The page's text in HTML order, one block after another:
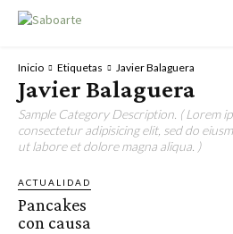
Inicio Etiquetas Javier Balaguera
Javier Balaguera
Sample Category Description. ( Lorem
consectetur adipisicing elit, sed do
ut labore et dolore magna aliqua. )
ACTUALIDAD
Pancakes
con causa